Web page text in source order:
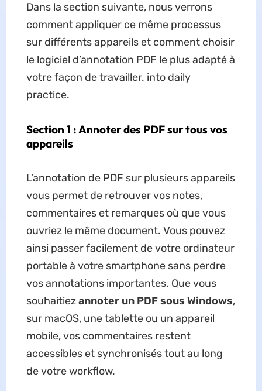
Dans la section suivante, nous verrons
comment appliquer ce même processus
sur différents appareils et comment choisir
le logiciel d’annotation PDF le plus adapté à
votre façon de travailler. into daily
practice.
Section 1 : Annoter des PDF sur tous vos
appareils
L’annotation de PDF sur plusieurs appareils
vous permet de retrouver vos notes,
commentaires et remarques où que vous
ouvriez le même document. Vous pouvez
ainsi passer facilement de votre ordinateur
portable à votre smartphone sans perdre
vos annotations importantes. Que vous
souhaitiezannoter un PDF sous Windows,
sur macOS, une tablette ou un appareil
mobile, vos commentaires restent
accessibles et synchronisés tout au long
de votre workflow.